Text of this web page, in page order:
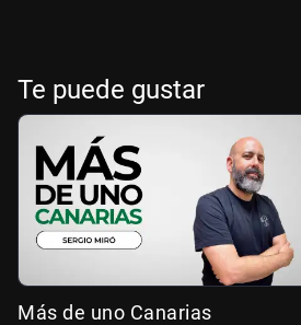
Te puede gustar
Más de uno Canarias